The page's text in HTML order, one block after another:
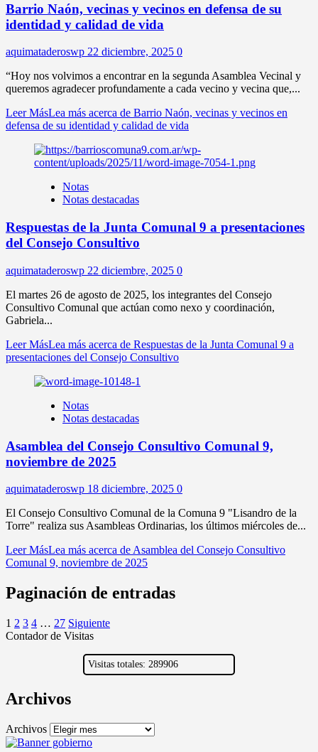
Barrio Naón, vecinas y vecinos en defensa de su
identidad y calidad de vida
aquimataderoswp 22 diciembre, 2025 0
“Hoy nos volvimos a encontrar en la segunda Asamblea Vecinal y
queremos agradecer profundamente a cada vecino y vecina que,...
Leer MásLea más acerca de Barrio Naón, vecinas y vecinos en
defensa de su identidad y calidad de vida
Notas
Notas destacadas
Respuestas de la Junta Comunal 9 a presentaciones
del Consejo Consultivo
aquimataderoswp 22 diciembre, 2025 0
El martes 26 de agosto de 2025, los integrantes del Consejo
Consultivo Comunal que actúan como nexo y coordinación,
Gabriela...
Leer MásLea más acerca de Respuestas de la Junta Comunal 9 a
presentaciones del Consejo Consultivo
Notas
Notas destacadas
Asamblea del Consejo Consultivo Comunal 9,
noviembre de 2025
aquimataderoswp 18 diciembre, 2025 0
El Consejo Consultivo Comunal de la Comuna 9 "Lisandro de la
Torre" realiza sus Asambleas Ordinarias, los últimos miércoles de...
Leer MásLea más acerca de Asamblea del Consejo Consultivo
Comunal 9, noviembre de 2025
Paginación de entradas
1 2 3 4 … 27 Siguiente
Contador de Visitas
Visitas totales: 289906
Archivos
Archivos